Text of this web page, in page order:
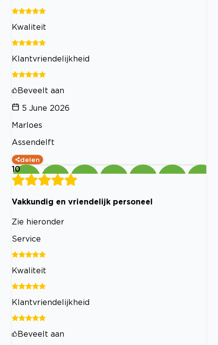
Kwaliteit
Klantvriendelijkheid
Beveelt aan
5 June 2026
Marloes
Assendelft
delen
10
Vakkundig en vriendelijk personeel
Zie hieronder
Service
Kwaliteit
Klantvriendelijkheid
Beveelt aan